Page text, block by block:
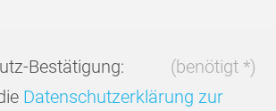
Bestätigung:
(benötigt *)
Datenschutzerklärung zur